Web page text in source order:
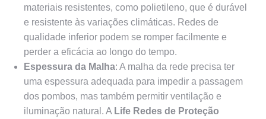
materiais resistentes, como polietileno, que é durável
e resistente às variações climáticas. Redes de
qualidade inferior podem se romper facilmente e
perder a eficácia ao longo do tempo.
Espessura da Malha: A malha da rede precisa ter
uma espessura adequada para impedir a passagem
dos pombos, mas também permitir ventilação e
iluminação natural. A Life Redes de Proteção